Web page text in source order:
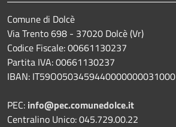
Comune di Dolcè
Via Trento 698 - 37020 Dolcè (Vr)
Codice Fiscale: 00661130237
Partita IVA: 00661130237
IBAN: IT59O0503459440000000031000
PEC: info@pec.comunedolce.it
Centralino Unico: 045.729.00.22